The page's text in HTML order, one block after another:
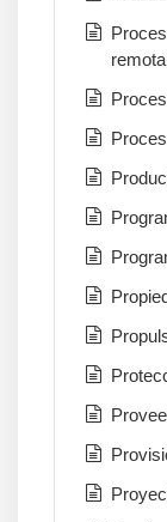
remota